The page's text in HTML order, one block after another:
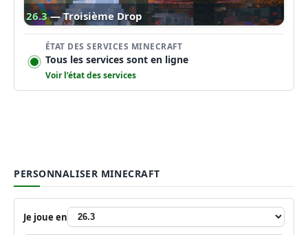
26.3 — Troisième Drop
ÉTAT DES SERVICES MINECRAFT
Tous les services sont en ligne
Voir l’état des services
PERSONNALISER MINECRAFT
Je joue en